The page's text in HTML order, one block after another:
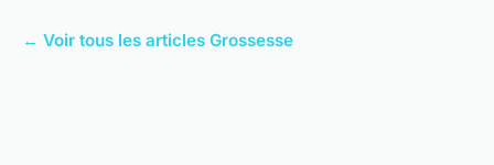
← Voir tous les articles Grossesse